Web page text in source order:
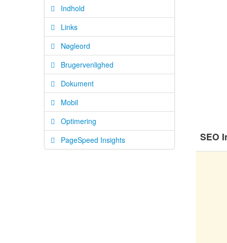
Indhold
Links
Nøgleord
Brugervenlighed
Dokument
Mobil
Optimering
PageSpeed Insights
SEO